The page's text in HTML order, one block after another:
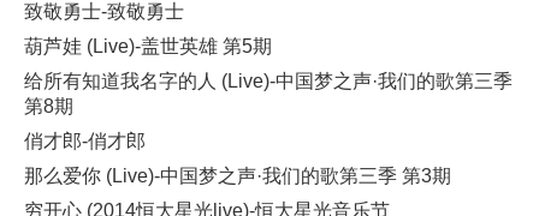
致敬勇士-致敬勇士
葫芦娃 (Live)-盖世英雄 第5期
给所有知道我名字的人 (Live)-中国梦之声·我们的歌第三季
第8期
俏才郎-俏才郎
那么爱你 (Live)-中国梦之声·我们的歌第三季 第3期
穷开心 (2014恒大星光live)-恒大星光音乐节